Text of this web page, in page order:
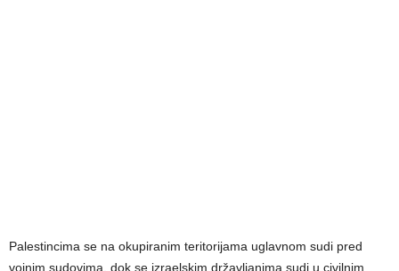
Palestincima se na okupiranim teritorijama uglavnom sudi pred
vojnim sudovima, dok se izraelskim državljanima sudi u civilnim